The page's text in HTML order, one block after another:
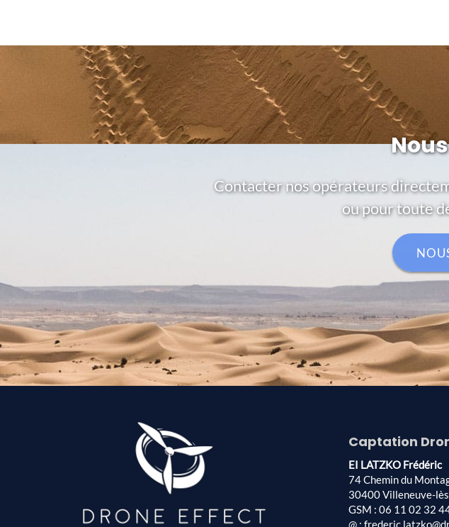
Contacter nos opérateurs
ou pour toute
Captation
EI LATZKO Frédéric
74 Chemin du
30400 Villeneuve-
GSM : 06 11 02 32
@ :